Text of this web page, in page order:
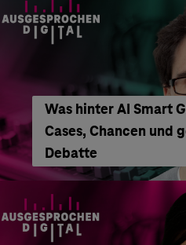
Was hinter AI Smart
Cases, Chancen und
Debatte